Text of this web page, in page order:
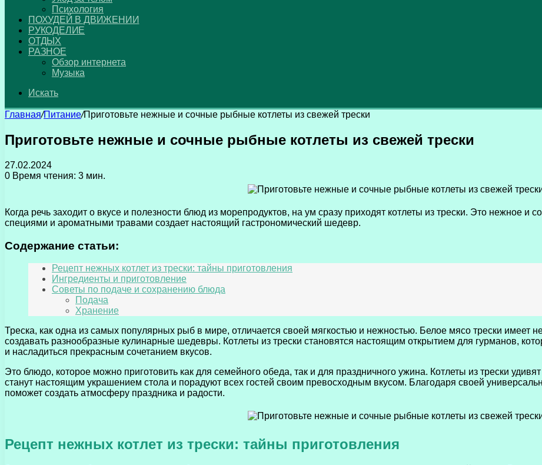
Психология
ПОХУДЕЙ В ДВИЖЕНИИ
РУКОДЕЛИЕ
ОТДЫХ
РАЗНОЕ
Обзор интернета
Музыка
Искать
Главная/Питание/Приготовьте нежные и сочные рыбные котлеты из свежей трески
Приготовьте нежные и сочные рыбные котлеты из свежей трески
27.02.2024
0 Время чтения: 3 мин.
Когда речь заходит о вкусе и полезности блюд из морепродуктов, на ум сразу приходят котлеты из трески. Это нежное и
специями и ароматными травами создает настоящий гастрономический шедевр.
Содержание статьи:
Рецепт нежных котлет из трески: тайны приготовления
Ингредиенты и приготовление
Советы по подаче и сохранению блюда
Подача
Хранение
Треска, как одна из самых популярных рыб в мире, отличается своей мягкостью и нежностью. Белое мясо трески имеет
создавать разнообразные кулинарные шедевры. Котлеты из трески становятся настоящим открытием для гурманов,
и насладиться прекрасным сочетанием вкусов.
Это блюдо, которое можно приготовить как для семейного обеда, так и для праздничного ужина. Котлеты из трески
станут настоящим украшением стола и порадуют всех гостей своим превосходным вкусом. Благодаря своей
поможет создать атмосферу праздника и радости.
Рецепт нежных котлет из трески: тайны приготовления